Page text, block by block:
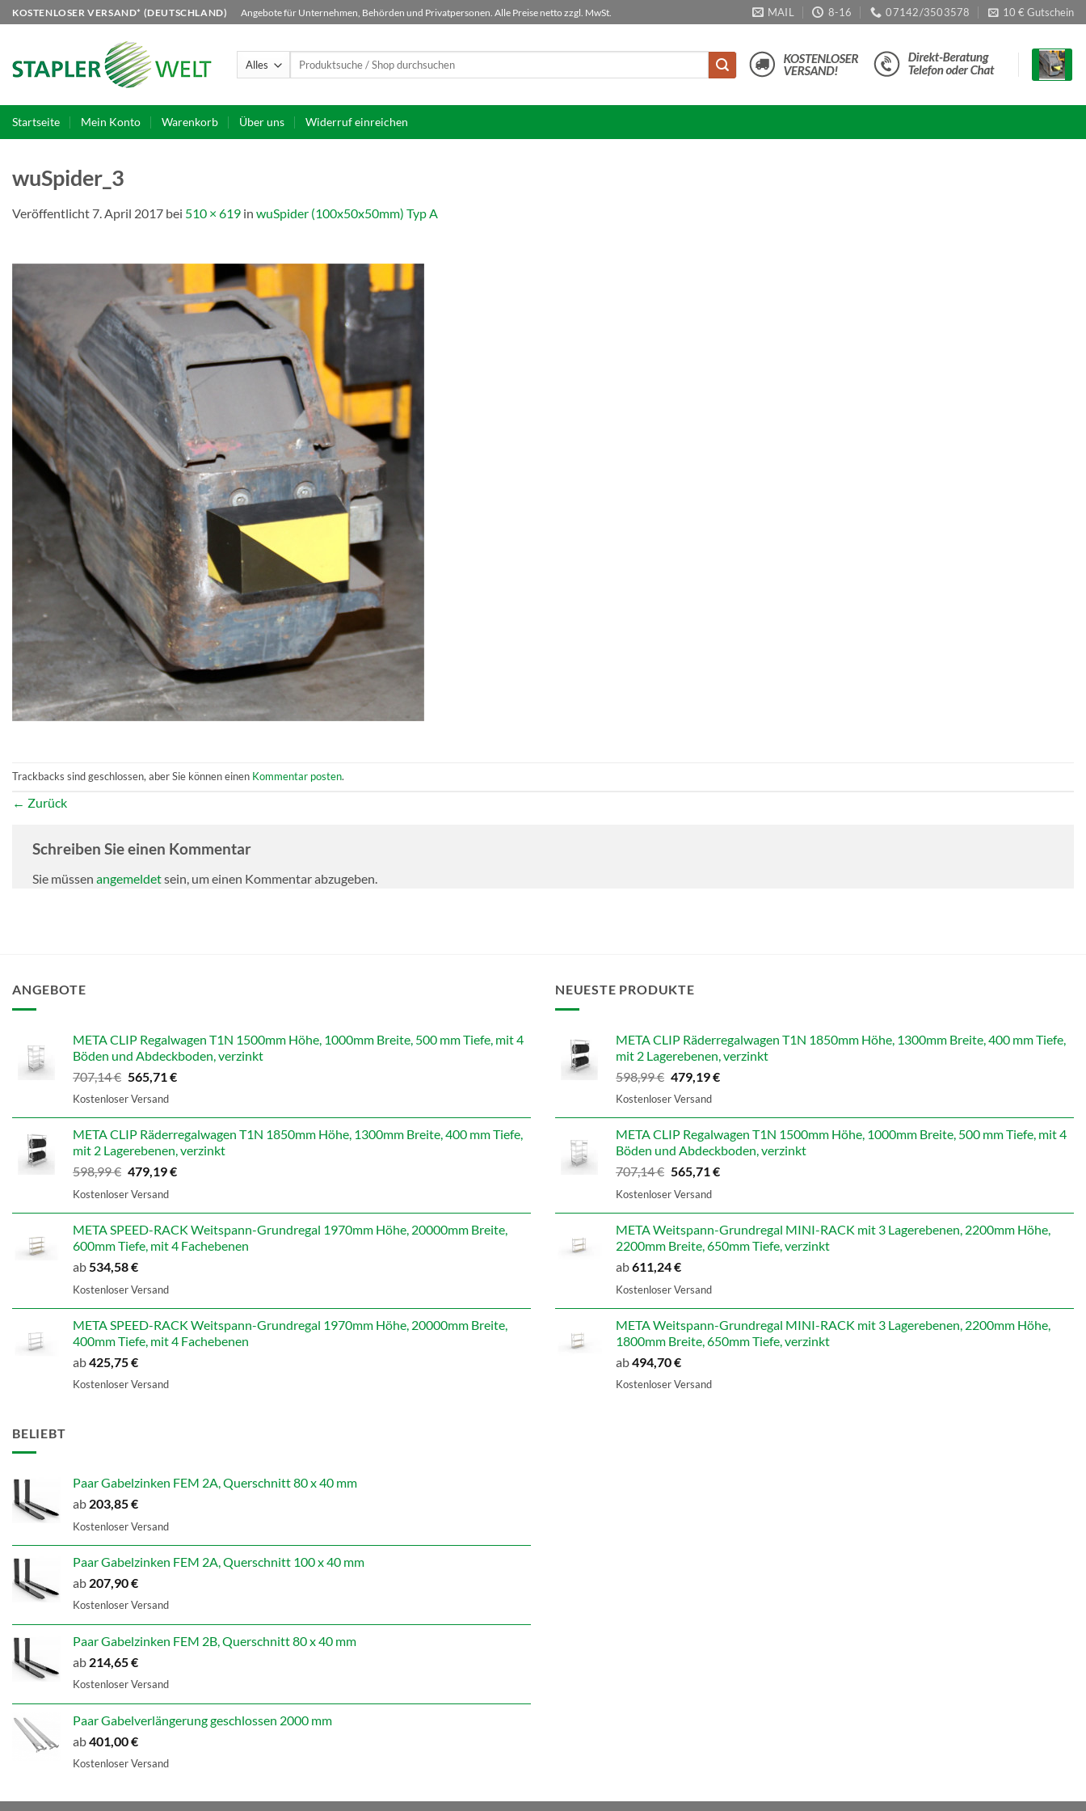
Zum
Inhalt
KOSTENLOSER VERSAND* (DEUTSCHLAND) Angebote für Unternehmen, Behörden und Privatpersonen. Alle Preise netto zzgl. MwSt. MAIL 8-16 07142/3503578 10 € Gutschein
Suchen
Startseite Mein Konto Warenkorb Über uns Widerruf einreichen
wuSpider_3
Veröffentlicht 7. April 2017 bei 510 × 619 in wuSpider (100x50x50mm) Typ A
Trackbacks sind geschlossen, aber Sie können einen Kommentar posten.
← Zurück
Schreiben Sie einen Kommentar
Sie müssen angemeldetsein, um einen Kommentar abzugeben.
ANGEBOTE
META CLIP Regalwagen T1N 1500mm Höhe, 1000mm Breite, 500 mm Tiefe, mit 4
Böden und Abdeckboden, verzinkt
707,14€ Ursprünglicher
Preis
565,71 €Aktueller
Kostenloser Versand
META CLIP Räderregalwagen T1N 1850mm Höhe, 1300mm Breite, 400 mm Tiefe,
mit 2 Lagerebenen, verzinkt
598,99€ Ursprünglicher
Preis
479,19€Aktueller
Kostenloser Versand
META SPEED-RACK Weitspann-Grundregal 1970mm Höhe, 20000mm Breite,
600mm Tiefe, mit 4 Fachebenen
ab534,58€
Kostenloser Versand
META SPEED-RACK Weitspann-Grundregal 1970mm Höhe, 20000mm Breite,
400mm Tiefe, mit 4 Fachebenen
ab425,75€
Kostenloser Versand
NEUESTE PRODUKTE
META CLIP Räderregalwagen T1N 1850mm Höhe, 1300mm Breite, 400 mm Tiefe,
mit 2 Lagerebenen, verzinkt
598,99€ Ursprünglicher
Preis
479,19€Aktueller
Kostenloser Versand
META CLIP Regalwagen T1N 1500mm Höhe, 1000mm Breite, 500 mm Tiefe, mit 4
Böden und Abdeckboden, verzinkt
707,14€ Ursprünglicher
Preis
565,71€Aktueller
Kostenloser Versand
META Weitspann-Grundregal MINI-RACK mit 3 Lagerebenen, 2200mm Höhe,
2200mm Breite, 650mm Tiefe, verzinkt
ab611,24€
Kostenloser Versand
META Weitspann-Grundregal MINI-RACK mit 3 Lagerebenen, 2200mm Höhe,
1800mm Breite, 650mm Tiefe, verzinkt
ab494,70€
Kostenloser Versand
BELIEBT
Paar Gabelzinken FEM 2A, Querschnitt 80 x 40 mm
ab 203,85€
Kostenloser Versand
Paar Gabelzinken FEM 2A, Querschnitt 100 x 40 mm
ab 207,90€
Kostenloser Versand
Paar Gabelzinken FEM 2B, Querschnitt 80 x 40 mm
ab 214,65€
Kostenloser Versand
Paar Gabelverlängerung geschlossen 2000 mm
ab401,00€
Kostenloser Versand